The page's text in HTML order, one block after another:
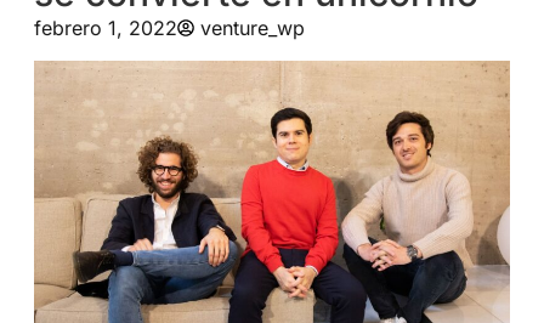
febrero 1, 2022 venture_wp